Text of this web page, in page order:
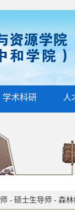
学术科研 人
- 硕士生导师 - 森林